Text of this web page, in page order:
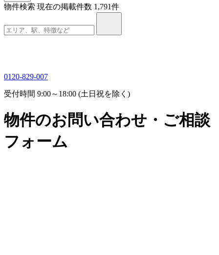
物件検索 現在の掲載件数 1,791件
0120-829-007
受付時間 9:00～18:00 (土日祝を除く)
物件のお問い合わせ・ご相談
フォーム